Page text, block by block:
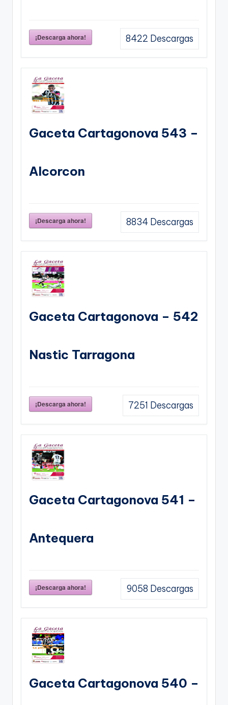
¡Descarga ahora! 8422 Descargas
Gaceta Cartagonova 543 –
Alcorcon
¡Descarga ahora! 8834 Descargas
Gaceta Cartagonova – 542
Nastic Tarragona
¡Descarga ahora! 7251 Descargas
Gaceta Cartagonova 541 –
Antequera
¡Descarga ahora! 9058 Descargas
Gaceta Cartagonova 540 –